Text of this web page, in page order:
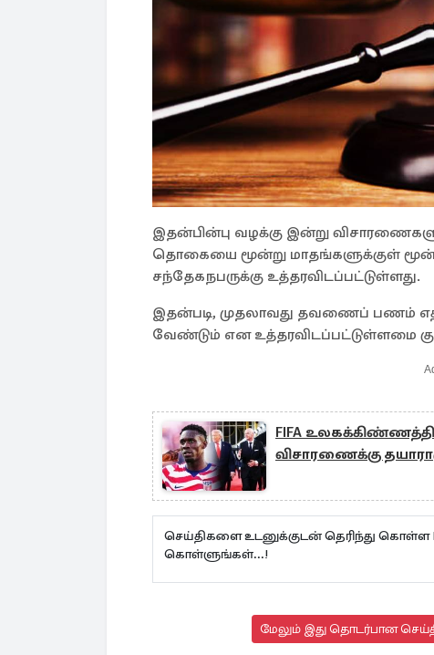
இதன்பின்பு வழக்கு இன்று
தொகையை மூன்று மாதங்களுக்குள்
சந்தேகநபருக்கு உத்தரவிடப்பட்டுள்ளது.
இதன்படி, முதலாவது தவணைப் பணம்
வேண்டும் என உத்தரவிடப்பட்டுள்ளமை
FIFA
விசாரணைக்கு
செய்திகளை உடனுக்குடன் தெரிந்து கொள்ள
கொள்ளுங்கள்...!
மேலும் இது தொடர்பான